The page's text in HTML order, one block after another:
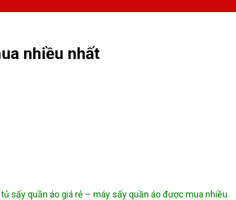
nhiều nhất
tủ sấy quần áo giá rẻ – máy sấy quần áo được mua nhiều